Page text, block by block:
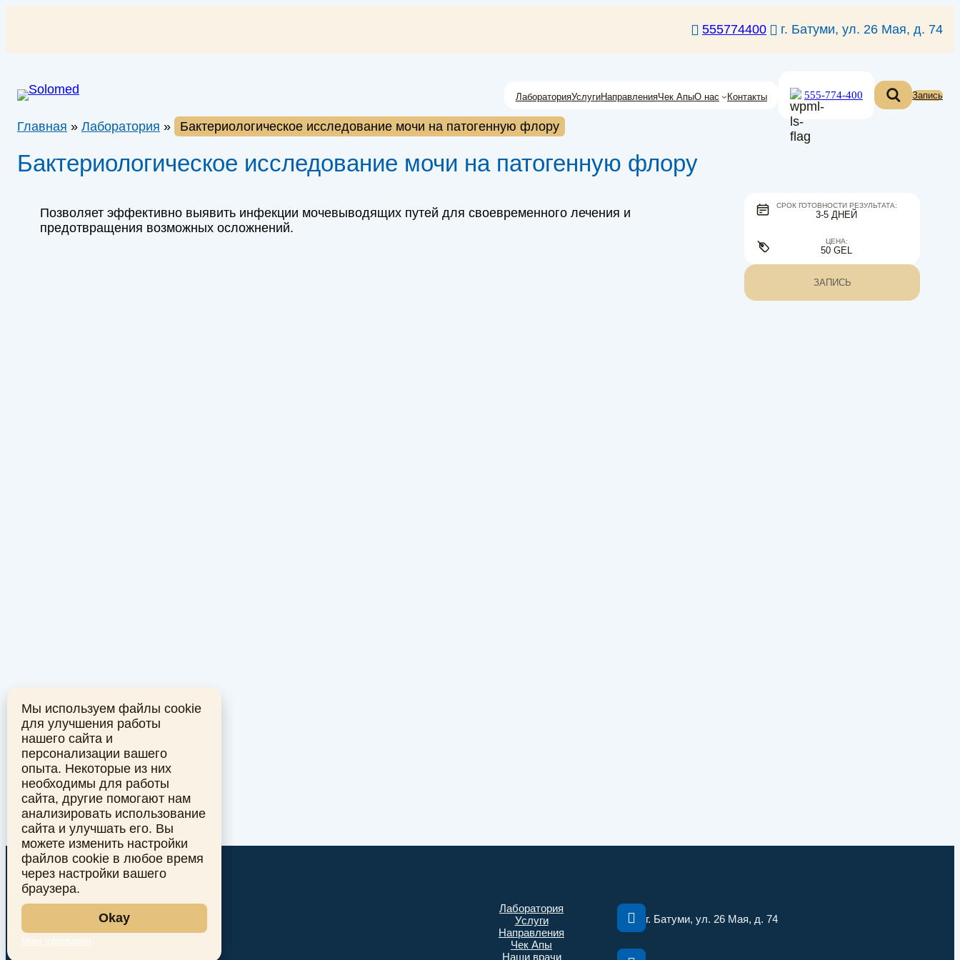
555774400 г. Батуми, ул. 26 Мая, д. 74
ЛабораторияУслугиНаправленияЧек АпыО нас Контакты 555-774-400 Запись
Главная » Лаборатория » Бактериологическое исследование мочи на патогенную флору
Бактериологическое исследование мочи на патогенную флору
Позволяет эффективно выявить инфекции мочевыводящих путей для своевременного лечения и
предотвращения возможных осложнений.
СРОК ГОТОВНОСТИ РЕЗУЛЬТАТА:
3-5 ДНЕЙ
ЦЕНА:
50 GEL
ЗАПИСЬ
Лаборатория
Услуги
Направления
Чек Апы
Наши врачи
г. Батуми, ул. 26 Мая, д. 74
Мы используем файлы cookie
для улучшения работы
нашего сайта и
персонализации вашего
опыта. Некоторые из них
необходимы для работы
сайта, другие помогают нам
анализировать использование
сайта и улучшать его. Вы
можете изменить настройки
файлов cookie в любое время
через настройки вашего
браузера.
Okay
More information